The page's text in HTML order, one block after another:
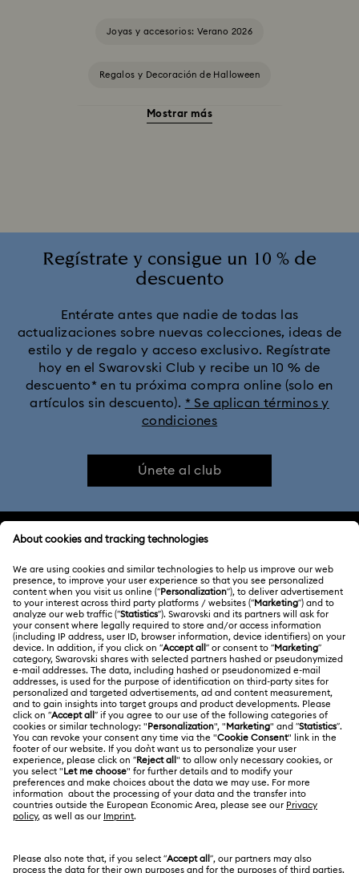
Joyas y accesorios: Verano 2026
Regalos y Decoración de Halloween
Accesorios y Figuritas de El gato de Cheshire
Colección Cápsula Ariana Grande x Swarovski
Colección Florere Colección Gema
Colección Harmonia Colección Holiday Cheers
Colección Imber Colección Lucent Colección Luna
Colección Matrix Colección Matrix Tennis
Colección Matrix Vittore Colección Mesmera
Colección Millenia Colección Numina
Colección Orbita Colección Signum
Colección Stilla Colección Swan Colección Una
Colección de Figuras y Joyas de Hulk
Mostrar más
Regístrate y consigue un 10 % de
descuento
Entérate antes que nadie de todas las
actualizaciones sobre nuevas colecciones, ideas de
estilo y de regalo y acceso exclusivo. Regístrate
hoy en el Swarovski Club y recibe un 10 % de
descuento* en tu próxima compra online (solo en
artículos sin descuento). * Se aplican términos y
condiciones
Únete al club
ATENCIÓN AL CLIENTE
Información general del servicio al cliente
Saldo de la tarjeta regalo
Estado de la reparación
Contacto
Guía de tamaños
Buscador de tiendas
ACERCA DE NOSOTROS
Acerca de Swarovski
Trabaja con nosotros
Alumni Community
Para profesionales
Mapa Web
CONDICIONES LEGALES
Condiciones De Uso
Terminos & Condiciones
Política De Privacidad
Otros países/regiones
English
Deutsch Español Français